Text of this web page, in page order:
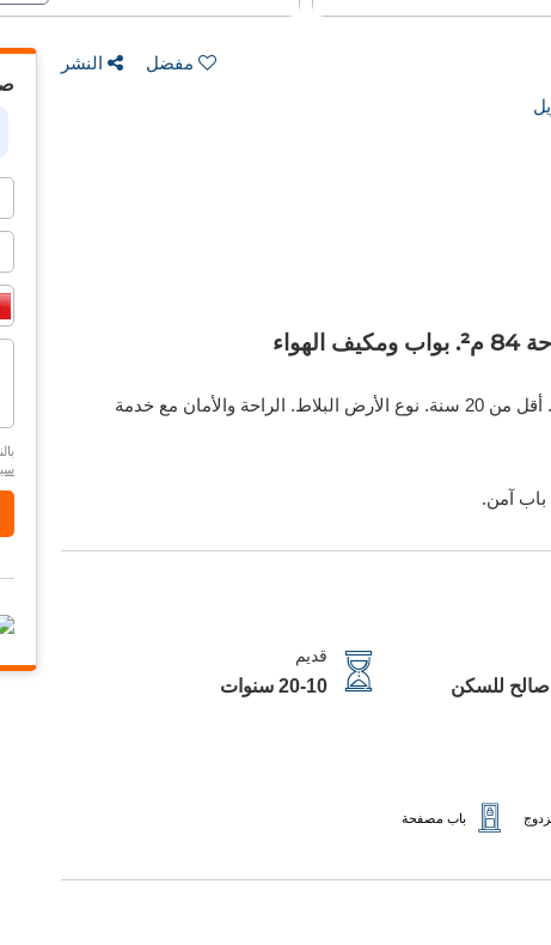
مفضل النشر
مكاتب ومحلات للبيع. الثمن 298,000 د.ت. 84 حمام 1 ، متر مربع. أقل من 20 سنة. نوع الأرض البلاط. الراحة والأمان مع خدمة
آمن.
صالح للسكن
قديم
20-10 سنوات
باب مصفحة